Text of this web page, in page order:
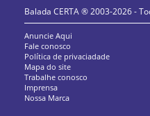
Balada CERTA ® 2003-2026 -
Anuncie Aqui
Fale conosco
Política de privaciadade
Mapa do site
Trabalhe conosco
Imprensa
Nossa Marca